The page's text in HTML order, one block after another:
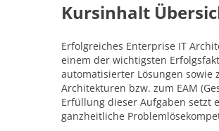
Kursinhalt
Erfolgreiches Enterprise IT
einem der wichtigsten
automatisierter Lösungen sowie
Architekturen bzw. zum EAM
Erfüllung dieser Aufgaben setzt
ganzheitliche